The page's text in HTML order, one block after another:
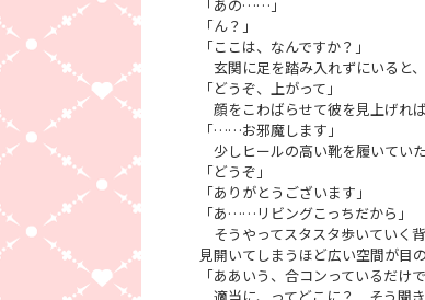
「あの……」
「ん？」
「ここは、なんですか？」
玄関に足を踏み入れずにいると
「どうぞ、上がって」
顔をこわばらせて彼を見上げれ
「……お邪魔します」
少しヒールの高い靴を履いてい
「どうぞ」
「ありがとうございます」
「あ……リビングこっちだから」
そうやってスタスタ歩いていく
見開いてしまうほど広い空間が目
「ああいう、合コンっているだ